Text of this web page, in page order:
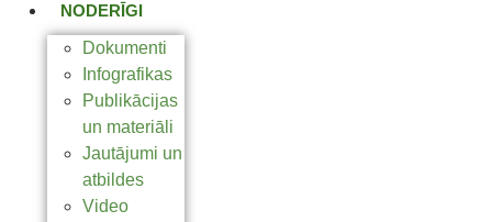
NODERĪGI
Dokumenti
Infografikas
Publikācijas
un materiāli
Jautājumi un
atbildes
Video